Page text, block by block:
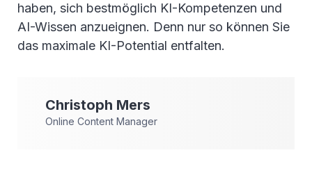
haben, sich bestmöglich KI-Kompetenzen und
AI-Wissen anzueignen. Denn nur so können Sie
das maximale KI-Potential entfalten.
Christoph Mers
Online Content Manager